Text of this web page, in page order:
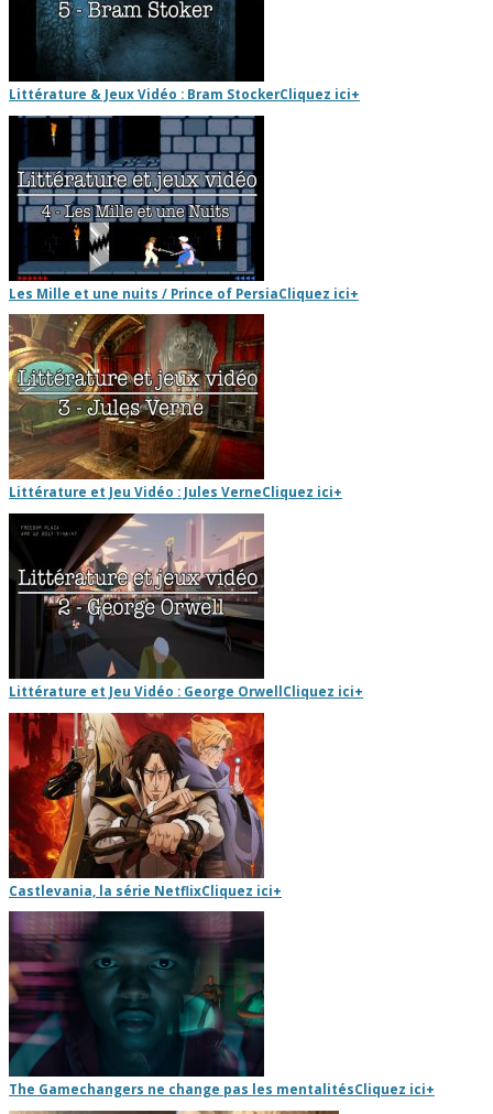
Littérature & Jeux Vidéo : Bram StockerCliquez ici+
Les Mille et une nuits / Prince of PersiaCliquez ici+
Littérature et Jeu Vidéo : Jules VerneCliquez ici+
Littérature et Jeu Vidéo : George OrwellCliquez ici+
Castlevania, la série NetflixCliquez ici+
The Gamechangers ne change pas les mentalitésCliquez ici+